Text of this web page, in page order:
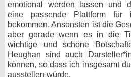
emotional werden lassen und
eine passende Plattform für
bekommen. Ansonsten ist die
aber gerade wenn es in die
wichtige und schöne
Heughan sind auch
können, so dass ich insgesamt
ausstellen würde.